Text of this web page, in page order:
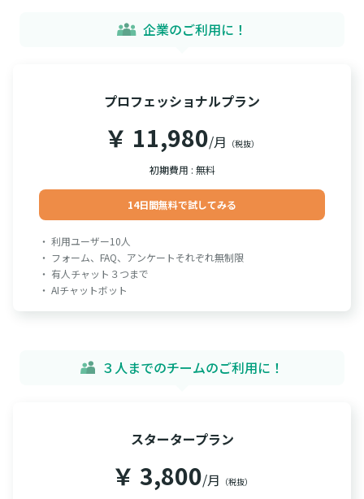
企業のご利用に！
プロフェッショナルプラン
￥ 11,980/月 （税抜）
初期費用 : 無料
14日間無料で試してみる
・ 利用ユーザー10人
・ フォーム、FAQ、アンケートそれぞれ無制限
・ 有人チャット３つまで
・ AIチャットボット
３人までのチームのご利用に！
スタータープラン
￥ 3,800/月 （税抜）